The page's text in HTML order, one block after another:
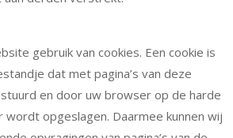
gebruik van cookies. Een cookie is
dat met pagina’s van deze
en door uw browser op de harde
wordt opgeslagen. Daarmee kunnen wij